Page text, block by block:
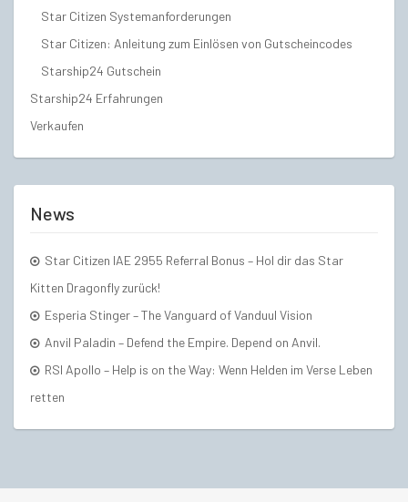
Star Citizen Systemanforderungen
Star Citizen: Anleitung zum Einlösen von Gutscheincodes
Starship24 Gutschein
Starship24 Erfahrungen
Verkaufen
News
Star Citizen IAE 2955 Referral Bonus – Hol dir das Star
Kitten Dragonfly zurück!
Esperia Stinger – The Vanguard of Vanduul Vision
Anvil Paladin – Defend the Empire. Depend on Anvil.
RSI Apollo – Help is on the Way: Wenn Helden im Verse Leben
retten